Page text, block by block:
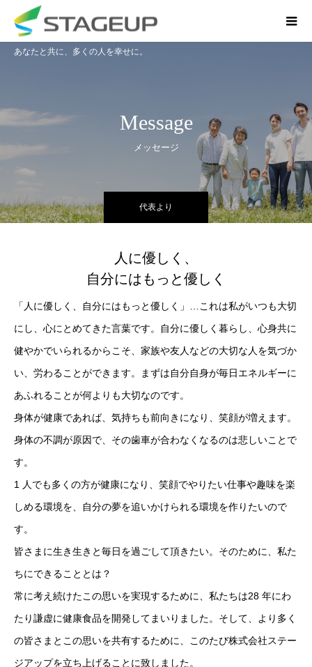
あなたと共に、多くの人を幸せに。
Message
メッセージ
代表より
人に優しく、
自分にはもっと優しく
「人に優しく、自分にはもっと優しく」…これは私がいつも大切
にし、心にとめてきた言葉です。自分に優しく暮らし、心身共に
健やかでいられるからこそ、家族や友人などの大切な人を気づか
い、労わることができます。まずは自分自身が毎日エネルギーに
あふれることが何よりも大切なのです。
身体が健康であれば、気持ちも前向きになり、笑顔が増えます。
身体の不調が原因で、その歯車が合わなくなるのは悲しいことで
す。
1 人でも多くの方が健康になり、笑顔でやりたい仕事や趣味を楽
しめる環境を、自分の夢を追いかけられる環境を作りたいので
す。
皆さまに生き生きと毎日を過ごして頂きたい。そのために、私た
ちにできることとは？
常に考え続けたこの思いを実現するために、私たちは28 年にわ
たり謙虚に健康食品を開発してまいりました。そして、より多く
の皆さまとこの思いを共有するために、このたび株式会社ステー
ジアップを立ち上げることに致しました。